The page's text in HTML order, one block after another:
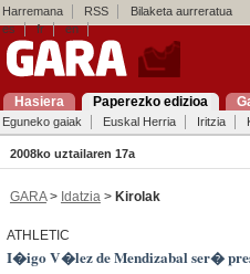
Harremana RSS Bilaketa aurreratua
es
fr en
Hasiera Paperezko edizioa
Eguneko gaiak Euskal Herria Iritzia
2008ko uztailaren 17a
GARA> Idatzia > Kirolak
ATHLETIC
I�igo V�lez de Mendizabal ser�